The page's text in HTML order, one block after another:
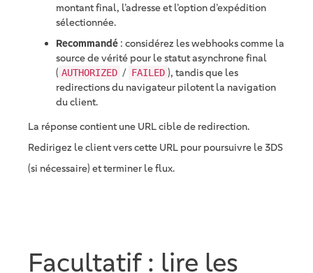
montant final, l’adresse et l’option d’expédition
sélectionnée.
Recommandé : considérez les webhooks comme la
source de vérité pour le statut asynchrone final
( AUTHORIZED / FAILED ), tandis que les
redirections du navigateur pilotent la navigation
du client.
La réponse contient une URL cible de redirection.
Redirigez le client vers cette URL pour poursuivre le 3DS
(si nécessaire) et terminer le flux.
Facultatif : lire les